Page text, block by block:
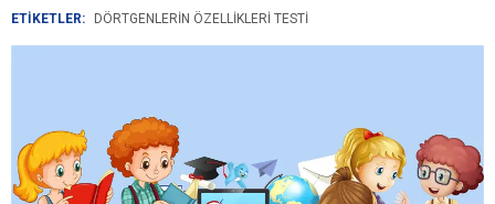
ETİKETLER: DÖRTGENLERIN ÖZELLIKLERI TESTI